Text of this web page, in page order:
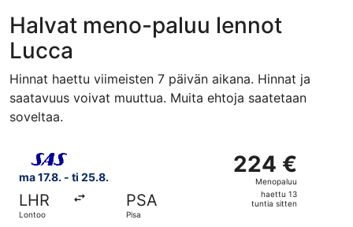
Halvat meno-paluu lennot
Lucca
Hinnat haettu viimeisten 7 päivän aikana. Hinnat ja
saatavuus voivat muuttua. Muita ehtoja saatetaan
soveltaa.
ma 17.8. - ti 25.8.
LHR
Lontoo
PSA
Pisa
224 €
Menopaluu,
haettu
224 €
Menopaluu
haettu 13
tuntia sitten
Valitse lentoyhtiön Scandinavian Airlines lento, lähtö